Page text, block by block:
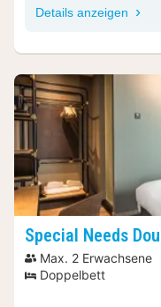
Details anzeigen
Special Needs
Max. 2 Erwachsene
Doppelbett